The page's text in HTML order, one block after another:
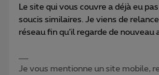
Le site qui vous couvre a déjà eu
soucis similaires. Je viens de
réseau fin qu’il regarde de nouveau
Je vous mentionne un site mobile,